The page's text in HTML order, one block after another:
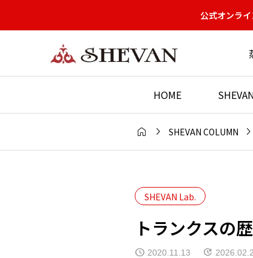
公式オンラ
HOME
  SHEVAN COLUMN 
SHEVAN Lab.
トランクスの
2020.11.13